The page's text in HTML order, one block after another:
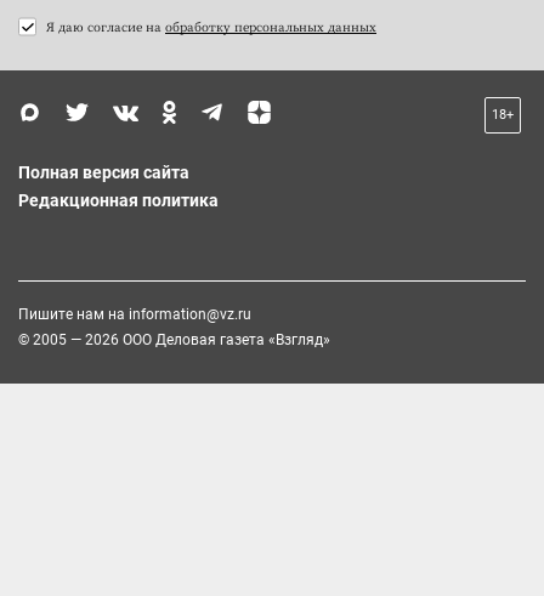
Я даю согласие на обработку персональных данных
18+
Полная версия сайта
Редакционная политика
Пишите нам на information@vz.ru
© 2005 — 2026 ООО Деловая газета «Взгляд»